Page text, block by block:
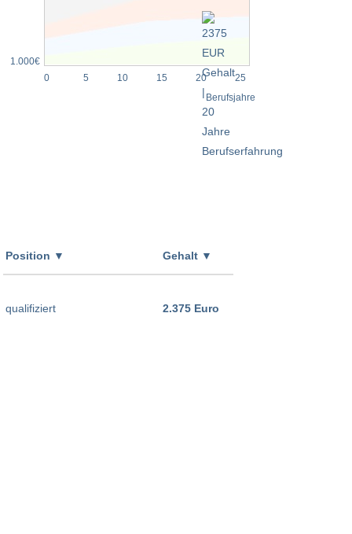
1.000€
0
5 10 15 20 25
Berufsjahre
Position ▼ Gehalt ▼
qualifiziert 2.375 Euro